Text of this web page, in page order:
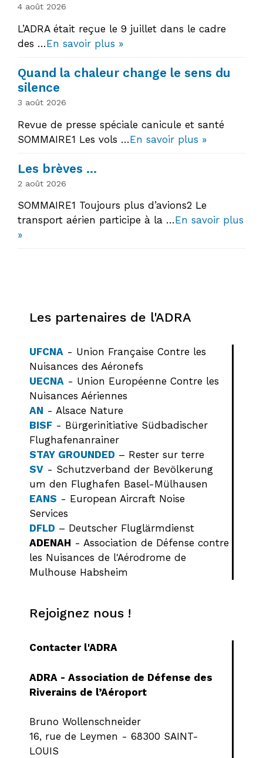
4 août 2026
L’ADRA était reçue le 9 juillet dans le cadre
des …En savoir plus »
Quand la chaleur change le sens du
silence
3 août 2026
Revue de presse spéciale canicule et santé
SOMMAIRE1 Les vols …En savoir plus »
Les brèves …
2 août 2026
SOMMAIRE1 Toujours plus d’avions2 Le
transport aérien participe à la …En savoir plus
»
Les partenaires de l'ADRA
UFCNA - Union Française Contre les
Nuisances des Aéronefs
UECNA - Union Européenne Contre les
Nuisances Aériennes
AN - Alsace Nature
BISF - Bürgerinitiative Südbadischer
Flughafenanrainer
STAY GROUNDED – Rester sur terre
SV - Schutzverband der Bevölkerung
um den Flughafen Basel-Mülhausen
EANS - European Aircraft Noise
Services
DFLD – Deutscher Fluglärmdienst
ADENAH - Association de Défense contre
les Nuisances de l'Aérodrome de
Mulhouse Habsheim
Rejoignez nous !
Contacter l'ADRA
ADRA - Association de Défense des
Riverains de l’Aéroport
Bruno Wollenschneider
16, rue de Leymen - 68300 SAINT-
LOUIS